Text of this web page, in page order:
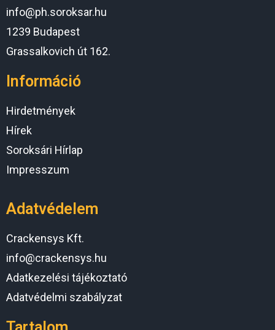
info@ph.soroksar.hu
1239 Budapest
Grassalkovich út 162.
Információ
Hirdetmények
Hírek
Soroksári Hírlap
Impresszum
Adatvédelem
Crackensys Kft.
info@crackensys.hu
Adatkezelési tájékoztató
Adatvédelmi szabályzat